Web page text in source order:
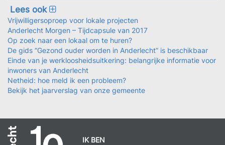
Lees ook
Vrijwilligersoproep voor lokale projecten
Anderlecht Morgen – Tijdcapsule van 2017
Op zoek naar een lokaal om te huren?
De gids “Gezond ouder worden in Anderlecht” is beschikbaar
Einde van je werkloosheidsuitkering: belangrijke informatie voor
inwoners van Anderlecht
Netheid: hoe meld ik een probleem?
Bekijk het jaarverslag van onze gemeente
IK BEN